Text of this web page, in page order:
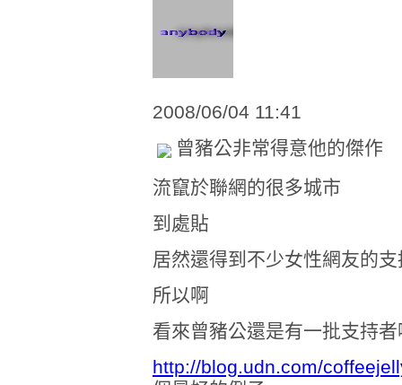
2008/06/04 11:41
曾豬公非常得意他的傑作
流竄於聯網的很多城市
到處貼
居然還得到不少女性網友的
所以啊
看來曾豬公還是有一批支持者
http://blog.udn.com/